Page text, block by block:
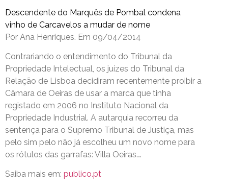
Descendente do Marquês de Pombal condena
vinho de Carcavelos a mudar de nome
Por Ana Henriques. Em 09/04/2014
Contrariando o entendimento do Tribunal da
Propriedade Intelectual, os juízes do Tribunal da
Relação de Lisboa decidiram recentemente proibir a
Câmara de Oeiras de usar a marca que tinha
registado em 2006 no Instituto Nacional da
Propriedade Industrial. A autarquia recorreu da
sentença para o Supremo Tribunal de Justiça, mas
pelo sim pelo não já escolheu um novo nome para
os rótulos das garrafas: Villa Oeiras….
Saiba mais em: publico.pt